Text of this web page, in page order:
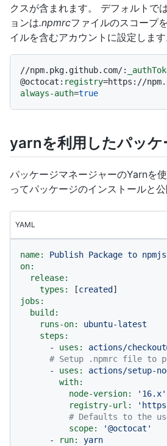
クスが含まれます。 デフォルトでは
ョンは.npmrcファイルのスコープ
イルを含むアカウントに設定します
//npm.pkg.github.com/:
@octocat: registry
always-auth=true
yarnを利用したパッケ
パッケージマネージャーのYarnを
ってパッケージのインストールと公
YAML
name: Publish Package to npmjs
on:
release:
types:
[created
jobs:
build:
runs-on:
ubuntu-latest
steps:
-
uses:
actions/
# Setup .npmrc file to
-
uses:
actions/setup-
with:
node-version:
'16.x'
registry-url:
# Defaults to the
scope:
'@octocat'
-
run:
yarn